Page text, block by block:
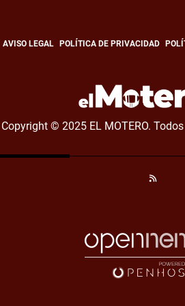
AVISO LEGAL POLÍTICA DE PRIVACIDAD
Copyright © 2025 EL MOTERO.